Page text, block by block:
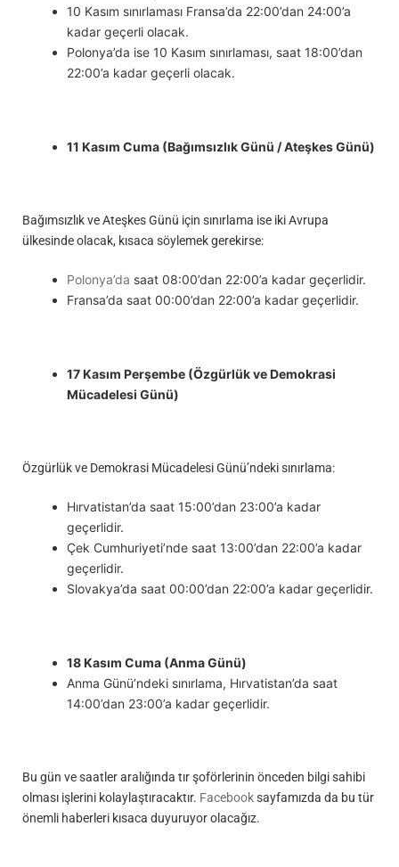
10 Kasım sınırlaması Fransa’da 22:00’dan 24:00’a
kadar geçerli olacak.
Polonya’da ise 10 Kasım sınırlaması, saat 18:00’dan
22:00’a kadar geçerli olacak.
11 Kasım Cuma (Bağımsızlık Günü / Ateşkes Günü)
Bağımsızlık ve Ateşkes Günü için sınırlama ise iki Avrupa
ülkesinde olacak, kısaca söylemek gerekirse:
Polonya’da saat 08:00’dan 22:00’a kadar geçerlidir.
Fransa’da saat 00:00’dan 22:00’a kadar geçerlidir.
17 Kasım Perşembe (Özgürlük ve Demokrasi
Mücadelesi Günü)
Özgürlük ve Demokrasi Mücadelesi Günü’ndeki sınırlama:
Hırvatistan’da saat 15:00’dan 23:00’a kadar
geçerlidir.
Çek Cumhuriyeti’nde saat 13:00’dan 22:00’a kadar
geçerlidir.
Slovakya’da saat 00:00’dan 22:00’a kadar geçerlidir.
18 Kasım Cuma (Anma Günü)
Anma Günü’ndeki sınırlama, Hırvatistan’da saat
14:00’dan 23:00’a kadar geçerlidir.
Bu gün ve saatler aralığında tır şoförlerinin önceden bilgi sahibi
olması işlerini kolaylaştıracaktır. Facebooksayfamızda da bu tür
önemli haberleri kısaca duyuruyor olacağız.